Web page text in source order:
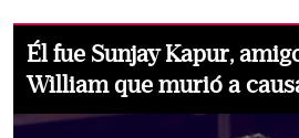
Él fue Sunjay Kapur,
William que murió a